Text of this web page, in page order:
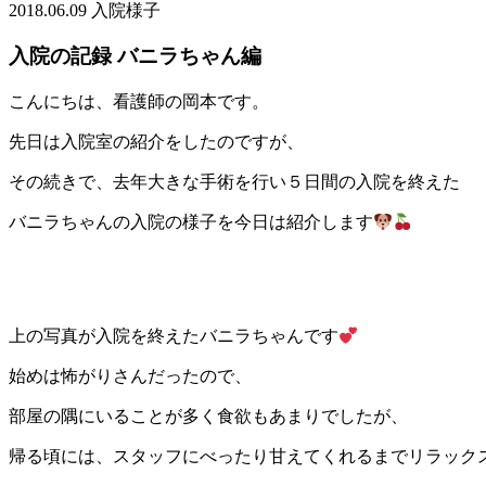
2018.06.09 入院様子
入院の記録 バニラちゃん編
こんにちは、看護師の岡本です。
先日は入院室の紹介をしたのですが、
その続きで、去年大きな手術を行い５日間の入院を終えた
バニラちゃんの入院の様子を今日は紹介します
上の写真が入院を終えたバニラちゃんです
始めは怖がりさんだったので、
部屋の隅にいることが多く食欲もあまりでしたが、
帰る頃には、スタッフにべったり甘えてくれるまでリラック